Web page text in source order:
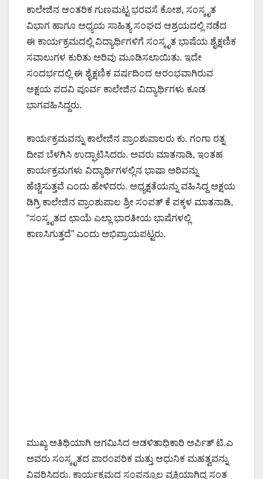
ಕಾಲೇಜಿನ ಆಂತರಿಕ ಗುಣಮಟ್ಟ ಭರವಸೆ ಕೋಶ, ಸಂಸ್ಕೃತ
ವಿಭಾಗ ಹಾಗೂ ಅಧ್ಯಯ ಸಾಹಿತ್ಯ ಸಂಘದ ಆಶ್ರಯದಲ್ಲಿ ನಡೆದ
ಈ ಕಾರ್ಯಕ್ರಮದಲ್ಲಿ ವಿದ್ಯಾರ್ಥಿಗಳಿಗೆ ಸಂಸ್ಕೃತ ಭಾಷೆಯ ಶೈಕ್ಷಣಿಕ
ಸವಾಲುಗಳ ಕುರಿತು ಅರಿವು ಮೂಡಿಸಲಾಯಿತು. ಇದೇ
ಸಂದರ್ಭದಲ್ಲಿ ಈ ಶೈಕ್ಷಣಿಕ ವರ್ಷದಿಂದ ಆರಂಭವಾಗಿರುವ
ಅಕ್ಷಯ ಪದವಿ ಪೂರ್ವ ಕಾಲೇಜಿನ ವಿದ್ಯಾರ್ಥಿಗಳು ಕೂಡ
ಭಾಗವಹಿಸಿದ್ದರು.
ಕಾರ್ಯಕ್ರಮವನ್ನು ಕಾಲೇಜಿನ ಪ್ರಾಂಶುಪಾಲರು ಕು. ಗಂಗಾ ರತ್ನ
ದೀಪ ಬೆಳಗಿಸಿ ಉದ್ಘಾಟಿಸಿದರು. ಅವರು ಮಾತನಾಡಿ, ಇಂತಹ
ಕಾರ್ಯಕ್ರಮಗಳು ವಿದ್ಯಾರ್ಥಿಗಳಲ್ಲಿನ ಭಾಷಾ ಅರಿವನ್ನು
ಹೆಚ್ಚಿಸುತ್ತವೆ ಎಂದು ಹೇಳಿದರು. ಅಧ್ಯಕ್ಷತೆಯನ್ನು ವಹಿಸಿದ್ದ ಅಕ್ಷಯ
ಡಿಗ್ರಿ ಕಾಲೇಜಿನ ಪ್ರಾಂಶುಪಾಲ ಶ್ರೀ ಸಂಪತ್ ಕೆ ಪಕ್ಕಳ ಮಾತನಾಡಿ,
“ಸಂಸ್ಕೃತದ ಛಾಯೆ ಎಲ್ಲಾ ಭಾರತೀಯ ಭಾಷೆಗಳಲ್ಲಿ
ಕಾಣಸಿಗುತ್ತದೆ” ಎಂದು ಅಭಿಪ್ರಾಯಪಟ್ಟರು.
ಮುಖ್ಯ ಅತಿಥಿಯಾಗಿ ಆಗಮಿಸಿದ ಆಡಳಿತಾಧಿಕಾರಿ ಅರ್ಪಿತ್ ಟಿ.ಎ
ಅವರು ಸಂಸ್ಕೃತದ ಪಾರಂಪರಿಕ ಮತ್ತು ಆಧುನಿಕ ಮಹತ್ವವನ್ನು
ವಿವರಿಸಿದರು. ಕಾರ್ಯಕ್ರಮದ ಸಂಪನ್ಮೂಲ ವ್ಯಕ್ತಿಯಾಗಿದ್ದ ಸಂತ